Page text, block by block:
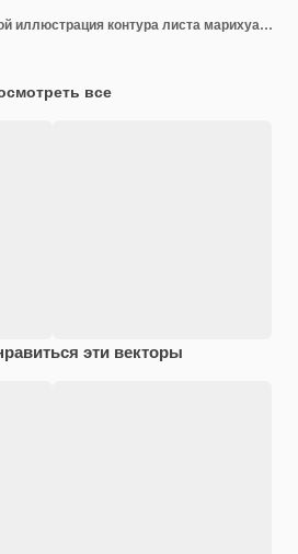
Нарисованная рукой иллюстрация контура листа марихуаны
все
эти векторы